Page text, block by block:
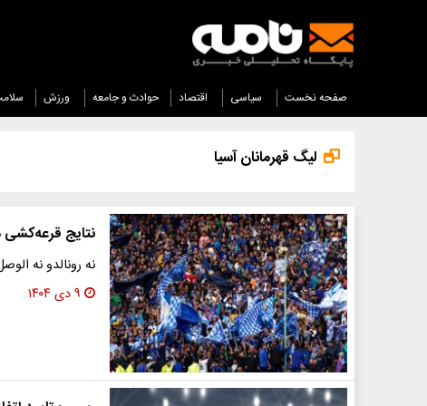
صفحه نخست سیاسی اقتصاد حوادث و جامعه ورزش
لیگ قهرمانان آسیا
نتایج قرعه‌کشی
نه رونالدو نه
۹ دی ۱۴۰۴